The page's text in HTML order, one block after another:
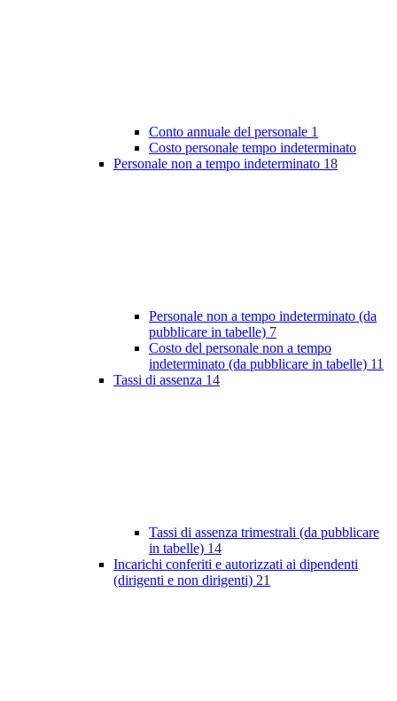
Conto annuale del personale 1
Costo personale tempo indeterminato
Personale non a tempo indeterminato 18
Personale non a tempo indeterminato (da
pubblicare in tabelle) 7
Costo del personale non a tempo
indeterminato (da pubblicare in tabelle) 11
Tassi di assenza 14
Tassi di assenza trimestrali (da pubblicare
in tabelle) 14
Incarichi conferiti e autorizzati ai dipendenti
(dirigenti e non dirigenti) 21